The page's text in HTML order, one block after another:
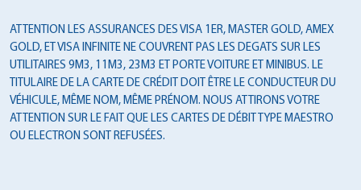
ATTENTION LES ASSURANCES DES VISA 1ER, MASTER GOLD, AMEX
GOLD, ET VISA INFINITE NE COUVRENT PAS LES DEGATS SUR LES
UTILITAIRES 9M3, 11M3, 23M3 ET PORTE VOITURE ET MINIBUS. LE
TITULAIRE DE LA CARTE DE CRÉDIT DOIT ÊTRE LE CONDUCTEUR DU
VÉHICULE, MÊME NOM, MÊME PRÉNOM. NOUS ATTIRONS VOTRE
ATTENTION SUR LE FAIT QUE LES CARTES DE DÉBIT TYPE MAESTRO
OU ELECTRON SONT REFUSÉES.